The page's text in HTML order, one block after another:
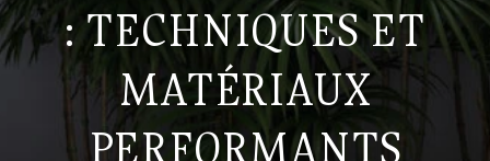
: TECHNIQUES ET
MATÉRIAUX
PERFORMANTS